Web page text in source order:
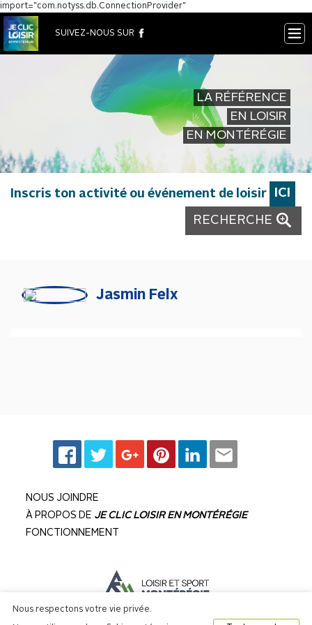
import="com.notyss.db.ConnectionProvider"
×
SUIVEZ-NOUS SUR
LA RÉFÉRENCE
EN LOISIR
EN MONTÉRÉGIE
Inscris ton activité ou événement de loisir ICI
RECHERCHE
Jasmin Felx
Nous respectons votre vie privée.
NOUS JOINDRE
À PROPOS DE JE CLIC LOISIR EN MONTÉRÉGIE
FONCTIONNEMENT